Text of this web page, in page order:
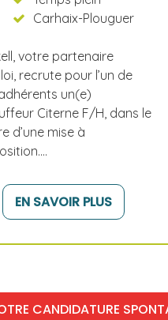
Carhaix-Plouguer
votre partenaire
recrute pour l’un de
un(e)
Citerne F/H, dans le
d’une mise à
EN SAVOIR PLUS
CANDIDATURE